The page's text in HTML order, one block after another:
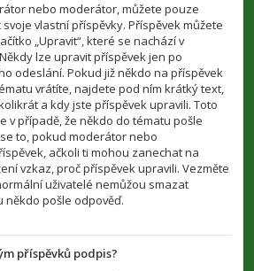
nebo moderátor, můžete pouze
vlastní příspěvky. Příspěvek můžete
„Upravit“, které se nachází v
lze upravit příspěvek jen po
odeslání. Pokud již někdo na příspěvek
vrátíte, najdete pod ním krátký text,
a kdy jste příspěvek upravili. Toto
v případě, že někdo do tématu pošle
to, pokud moderátor nebo
ačkoli ti mohou zanechat na
vzkaz, proč příspěvek upravili. Vezměte
uživatelé nemůžou smazat
někdo pošle odpověď.
příspěvků podpis?